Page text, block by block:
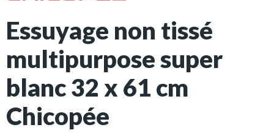
Essuyage non tissé
multipurpose super
blanc 32 x 61 cm
Chicopée